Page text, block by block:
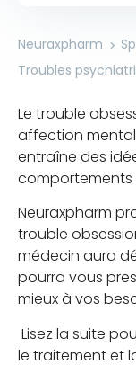
Neuraxpharm
Troubles
Le trouble
affection
entraîne des
comportements
Neuraxpharm
trouble
médecin aura
pourra vous
mieux à vos
Lisez la suite
le traitement et